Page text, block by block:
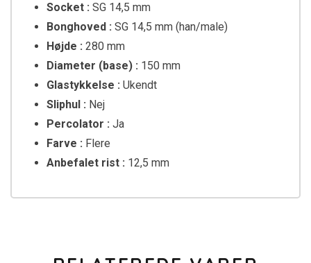
Socket : SG 14,5 mm
Bonghoved : SG 14,5 mm (han/male)
Højde : 280 mm
Diameter (base) : 150 mm
Glastykkelse : Ukendt
Sliphul : Nej
Percolator : Ja
Farve : Flere
Anbefalet rist : 12,5 mm